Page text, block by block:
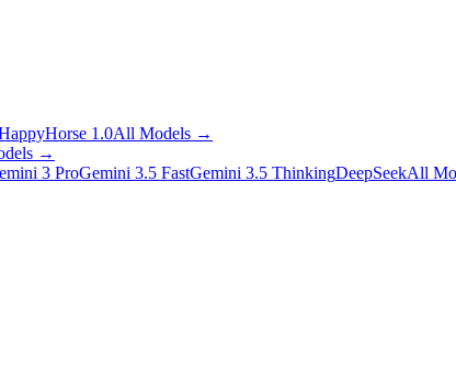
1.0All Models →
→
3 ProGemini 3.5 FastGemini 3.5 ThinkingDeepSeekAll